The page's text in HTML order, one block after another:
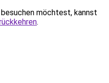
möchtest, kannst
.